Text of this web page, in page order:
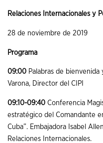
Relaciones Internacionales y
28 de noviembre de 2019
Programa
09:00 Palabras de
Varona, Director del CIPI
09:10-09:40 Conferencia
estratégico del Comandante
Cuba”. Embajadora Isabel
Relaciones Internacionales.